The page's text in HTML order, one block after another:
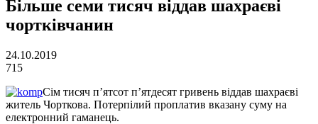
Більше семи тисяч віддав шахраєві
чортківчанин
24.10.2019
715
Сім тисяч п’ятсот п’ятдесят гривень віддав шахраєві
житель Чорткова. Потерпілий проплатив вказану суму на
електронний гаманець.